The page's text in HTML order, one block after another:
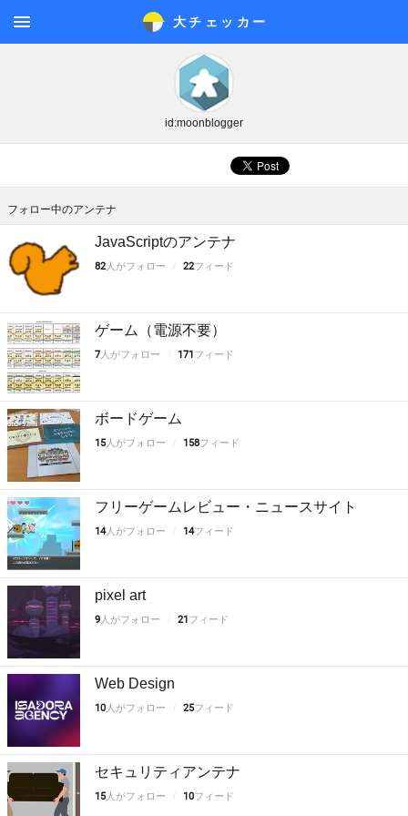
大チェッカ ー
メニ
id:moonblogger
フォロー中のアンテナ
JavaScriptのアンテナ
82 人がフォロー 22フィード
ゲーム（電源不要）
7 人がフォロー 171フィード
ボードゲーム
15人がフォロー 158フィード
フリーゲームレビュー・ニュースサイト
14人がフォロー 14フィード
pixel art
9 人がフォロー 21フィード
Web Design
10 人がフォロー 25フィード
セキュリティアンテナ
15人がフォロー 10フィード